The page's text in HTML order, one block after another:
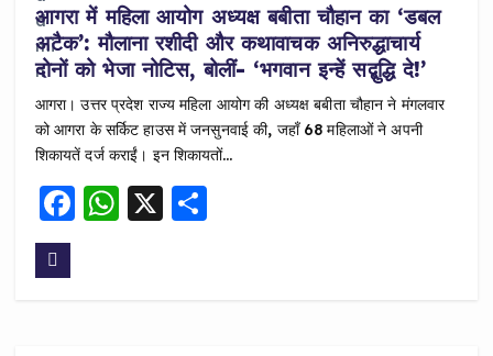
आगरा में महिला आयोग अध्यक्ष बबीता चौहान का ‘डबल
अटैक’: मौलाना रशीदी और कथावाचक अनिरुद्धाचार्य
दोनों को भेजा नोटिस, बोलीं- ‘भगवान इन्हें सद्बुद्धि दे!’
आगरा। उत्तर प्रदेश राज्य महिला आयोग की अध्यक्ष बबीता चौहान ने मंगलवार
को आगरा के सर्किट हाउस में जनसुनवाई की, जहाँ 68 महिलाओं ने अपनी
शिकायतें दर्ज कराईं। इन शिकायतों…
F WX S